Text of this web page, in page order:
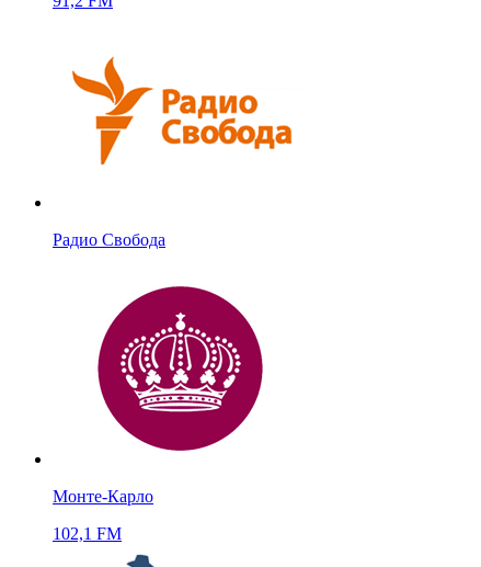
Радио Свобода
Монте-Карло
102,1 FM